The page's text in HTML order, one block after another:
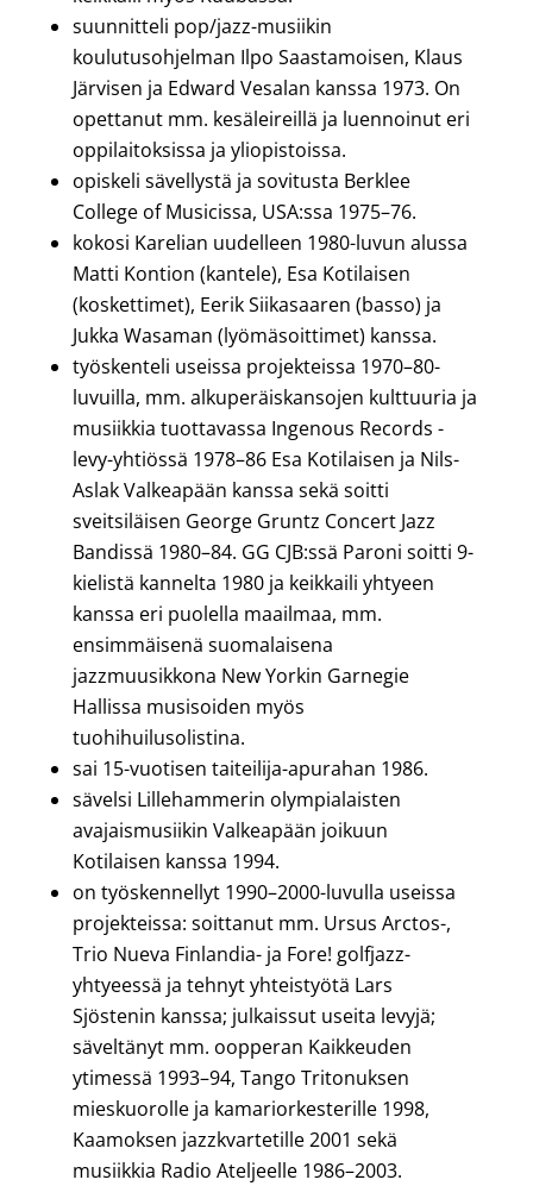
suunnitteli pop/jazz-musiikin
koulutusohjelman Ilpo Saastamoisen, Klaus
Järvisen ja Edward Vesalan kanssa 1973. On
opettanut mm. kesäleireillä ja luennoinut eri
oppilaitoksissa ja yliopistoissa.
opiskeli sävellystä ja sovitusta Berklee
College of Musicissa, USA:ssa 1975–76.
kokosi Karelian uudelleen 1980-luvun alussa
Matti Kontion (kantele), Esa Kotilaisen
(koskettimet), Eerik Siikasaaren (basso) ja
Jukka Wasaman (lyömäsoittimet) kanssa.
työskenteli useissa projekteissa 1970–80-
luvuilla, mm. alkuperäiskansojen kulttuuria ja
musiikkia tuottavassa Ingenous Records -
levy-yhtiössä 1978–86 Esa Kotilaisen ja Nils-
Aslak Valkeapään kanssa sekä soitti
sveitsiläisen George Gruntz Concert Jazz
Bandissä 1980–84. GG CJB:ssä Paroni soitti 9-
kielistä kannelta 1980 ja keikkaili yhtyeen
kanssa eri puolella maailmaa, mm.
ensimmäisenä suomalaisena
jazzmuusikkona New Yorkin Garnegie
Hallissa musisoiden myös
tuohihuilusolistina.
sai 15-vuotisen taiteilija-apurahan 1986.
sävelsi Lillehammerin olympialaisten
avajaismusiikin Valkeapään joikuun
Kotilaisen kanssa 1994.
on työskennellyt 1990–2000-luvulla useissa
projekteissa: soittanut mm. Ursus Arctos-,
Trio Nueva Finlandia- ja Fore! golfjazz-
yhtyeessä ja tehnyt yhteistyötä Lars
Sjöstenin kanssa; julkaissut useita levyjä;
säveltänyt mm. oopperan Kaikkeuden
ytimessä 1993–94, Tango Tritonuksen
mieskuorolle ja kamariorkesterille 1998,
Kaamoksen jazzkvartetille 2001 sekä
musiikkia Radio Ateljeelle 1986–2003.